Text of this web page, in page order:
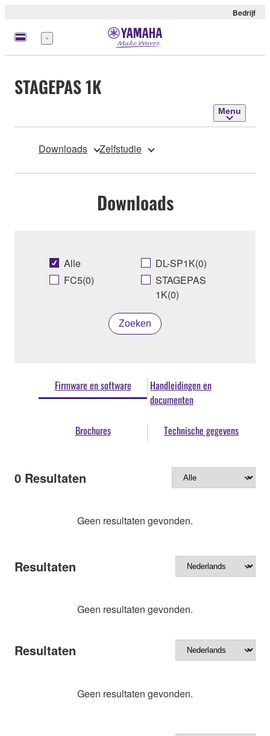
Bedrijf
Menu
STAGEPAS 1K
Menu
Downloads Zelfstudie
Downloads
Alle
DL-SP1K(0)
FC5(0)
STAGEPAS
1K(0)
Zoeken
Firmware en software
Handleidingen en
documenten
Brochures Technische gegevens
0 Resultaten
Geen resultaten gevonden.
Resultaten
Geen resultaten gevonden.
Resultaten
Geen resultaten gevonden.